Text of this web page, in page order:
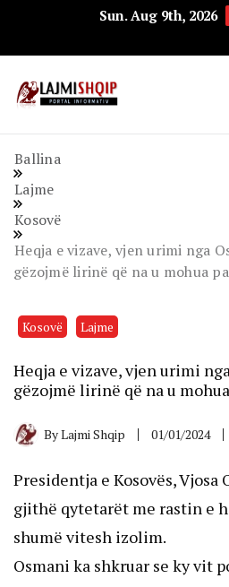
Sun. Aug 9th, 2026
Ballina
Lajme
Kosovë
Heqja e vizave, vjen urimi nga
gëzojmë lirinë që na u mohua
Kosovë Lajme
Heqja e vizave, vjen urimi
gëzojmë lirinë që na u
ByLajmi Shqip 01/01/2024
Presidentja e Kosovës, Vjosa
gjithë qytetarët me rastin e
shumë vitesh izolim.
Osmani ka shkruar se ky vit